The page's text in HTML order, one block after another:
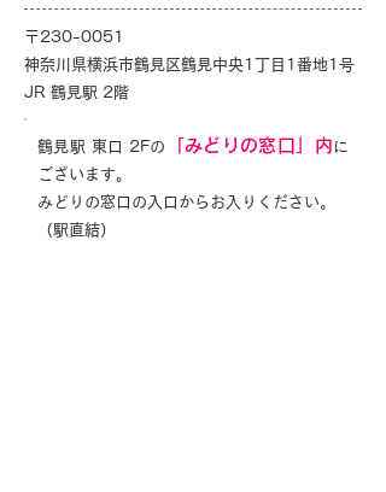
〒230-0051
神奈川県横浜市鶴見区鶴見中央1丁目1番地1号
JR 鶴見駅 2階
鶴見駅 東口 2Fの 「みどりの窓口」内 に
ございます。
みどりの窓口の入口からお入りください。
（駅直結）